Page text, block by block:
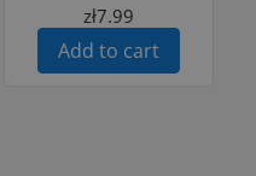
zł7.99
Add to cart